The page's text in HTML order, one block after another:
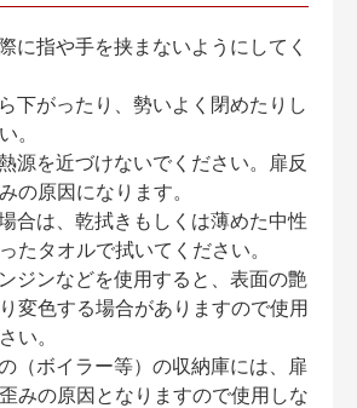
に指や手を挟まないようにしてく
下がったり、勢いよく閉めたりし
。
源を近づけないでください。扉反
の原因になります。
合は、乾拭きもしくは薄めた中性
たタオルで拭いてください。
ジンなどを使用すると、表面の艶
変色する場合がありますので使用
い。
（ボイラー等）の収納庫には、扉
みの原因となりますので使用しな